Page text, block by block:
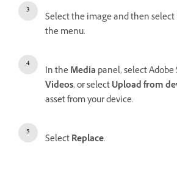
Select the image and then select
the menu.
In theMedia panel, select Adobe
Videos, or selectUpload from
asset from your device.
SelectReplace.